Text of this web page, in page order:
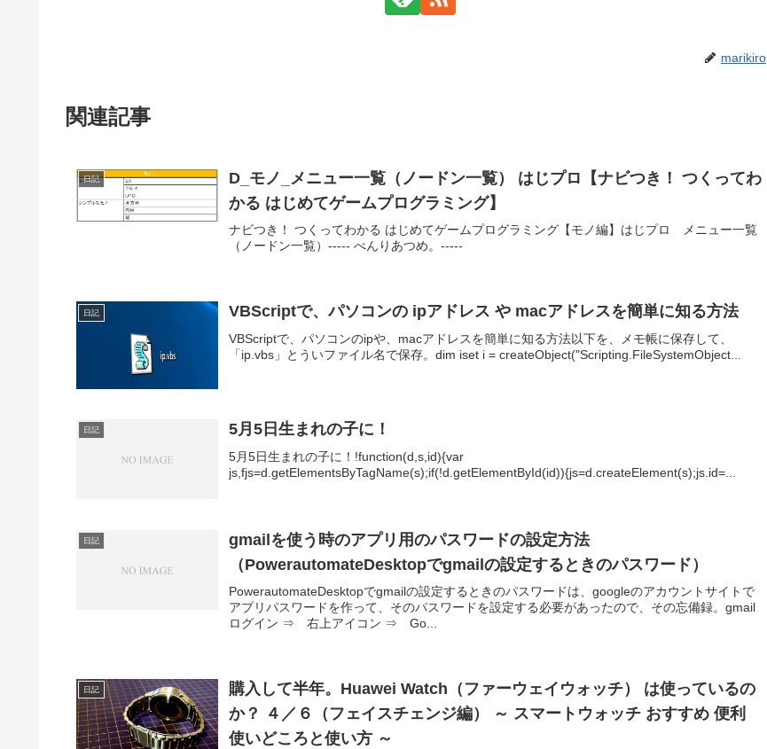
marikiro
関連記事
日記
D_モノ_メニュー一覧（ノードン一覧） はじプロ【ナビつき！ つくってわ
かる はじめてゲームプログラミング】
ナビつき！ つくってわかる はじめてゲームプログラミング【モノ編】はじプロ メニュー一覧
（ノードン一覧）----- べんりあつめ。-----
日記 VBScriptで、パソコンの ipアドレス や macアドレスを簡単に知る方法
VBScriptで、パソコンのipや、macアドレスを簡単に知る方法以下を、メモ帳に保存して、
「ip.vbs」とういファイル名で保存。dim iset i = createObject("Scripting.FileSystemObject...
日記 5月5日生まれの子に！
5月5日生まれの子に！!function(d,s,id){var
js,fjs=d.getElementsByTagName(s);if(!d.getElementById(id)){js=d.createElement(s);js.id=...
日記
gmailを使う時のアプリ用のパスワードの設定方法
（PowerautomateDesktopでgmailの設定するときのパスワード）
PowerautomateDesktopでgmailの設定するときのパスワードは、googleのアカウントサイトで
アプリパスワードを作って、そのパスワードを設定する必要があったので、その忘備録。gmail
ログイン ⇒ 右上アイコン ⇒ Go...
日記
購入して半年。Huawei Watch（ファーウェイウォッチ） は使っているの
か？ ４／６（フェイスチェンジ編） ～ スマートウォッチ おすすめ 便利
使いどころと使い方 ～